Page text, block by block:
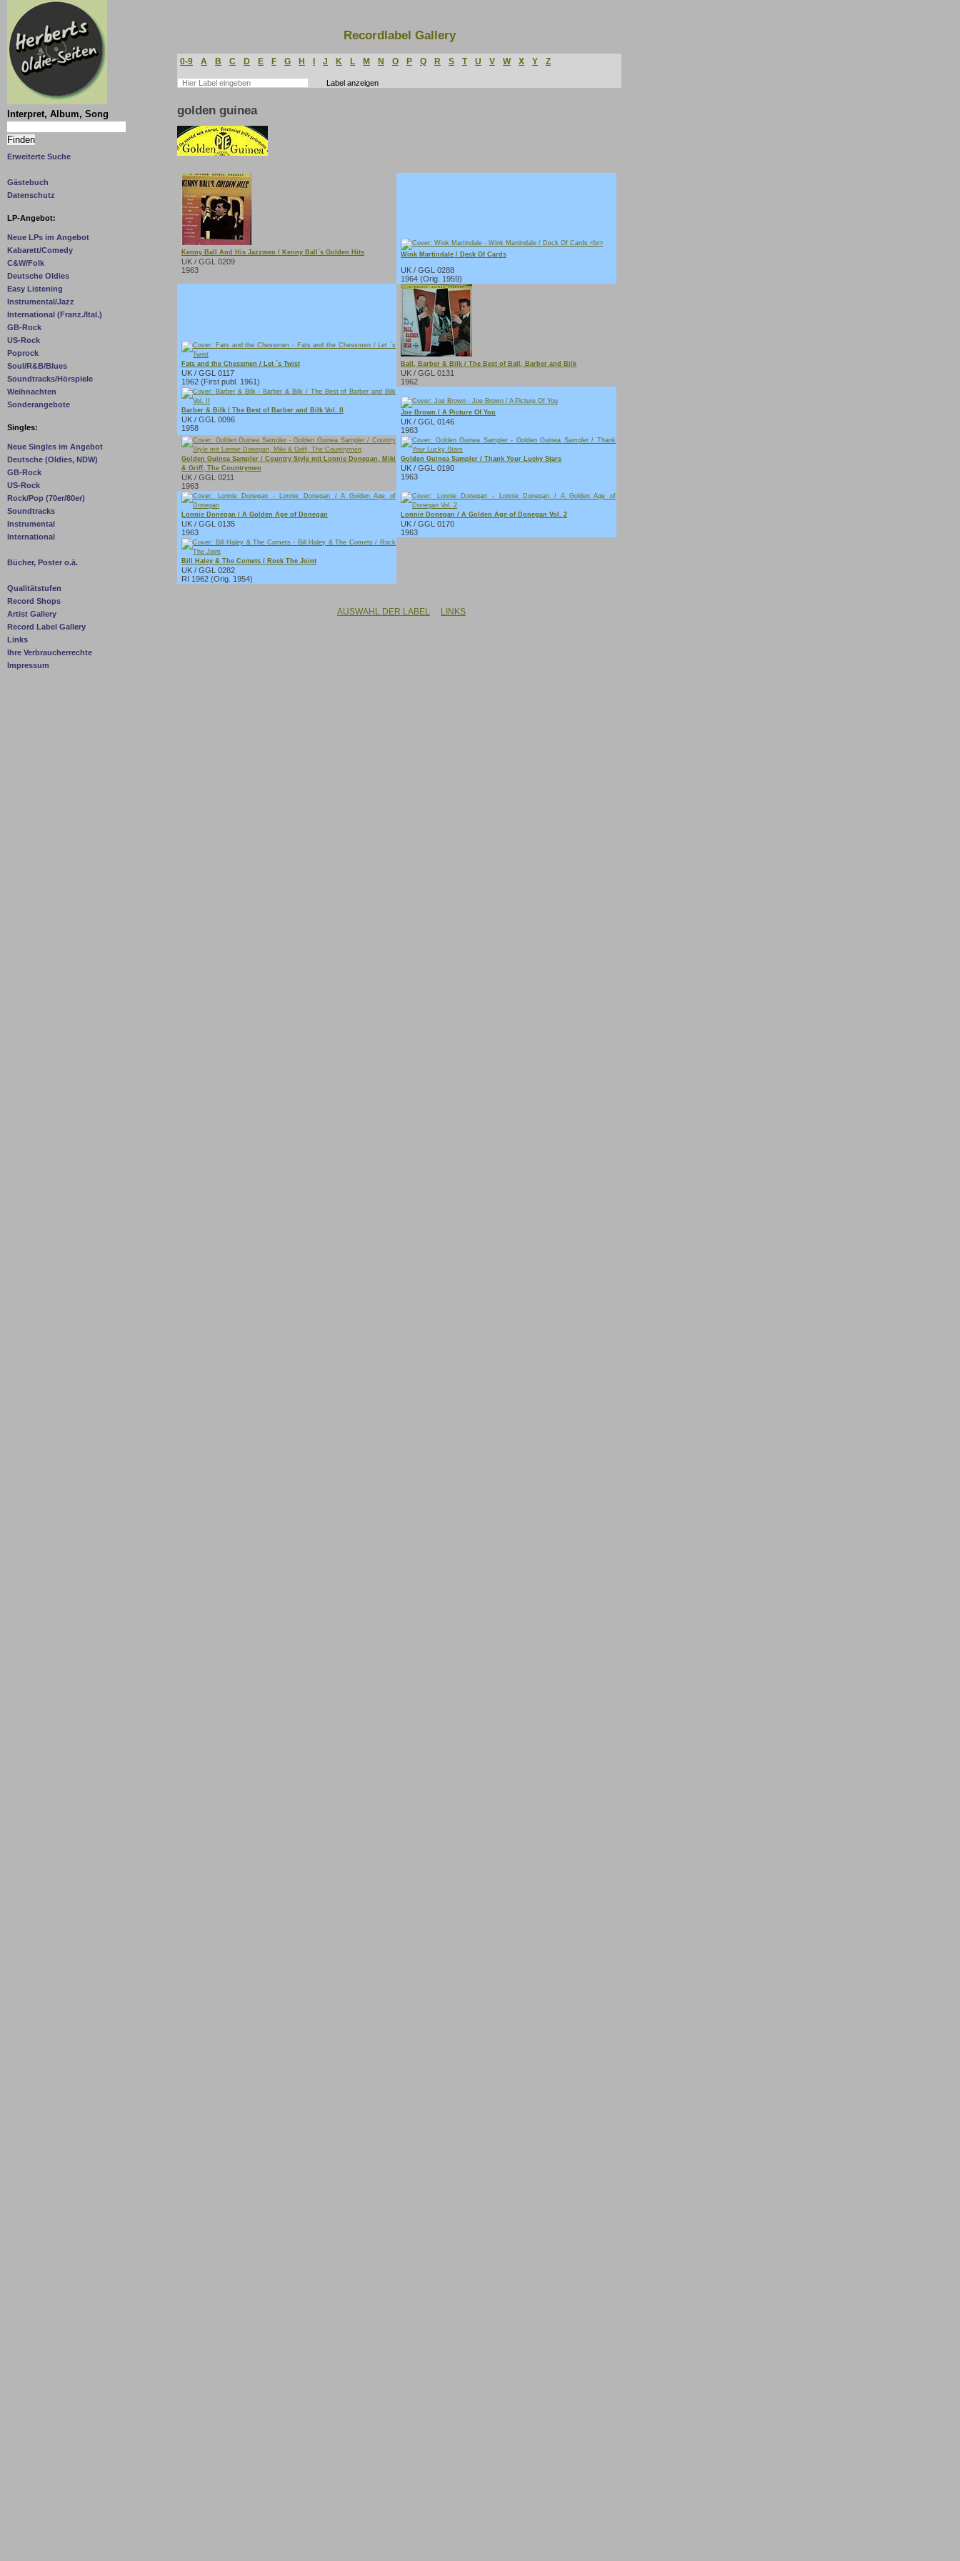
Interpret, Album, Song
Erweiterte Suche
Gästebuch
Datenschutz
LP-Angebot:
Neue LPs im Angebot
Kabarett/Comedy
C&W/Folk
Deutsche Oldies
Easy Listening
Instrumental/Jazz
International (Franz./Ital.)
GB-Rock
US-Rock
Poprock
Soul/R&B/Blues
Soundtracks/Hörspiele
Weihnachten
Sonderangebote
Singles:
Neue Singles im Angebot
Deutsche (Oldies, NDW)
GB-Rock
US-Rock
Rock/Pop (70er/80er)
Soundtracks
Instrumental
International
Bücher, Poster o.ä.
Qualitätstufen
Record Shops
Artist Gallery
Record Label Gallery
Links
Ihre Verbraucherrechte
Impressum
Recordlabel Gallery
0-9 A B C D E F G H J K L M N O P Q R S T U V W X Y Z
golden guinea
Kenny Ball And His Jazzmen / Kenny Ball´s Golden Hits
UK / GGL 0209
1963
Wink Martindale / Deck Of Cards
UK / GGL 0288
1964 (Orig. 1959)
Fats and the Chessmen / Let ´s Twist
UK / GGL 0117
1962 (First publ. 1961)
Ball, Barber & Bilk / The Best of Ball, Barber and Bilk
UK / GGL 0131
1962
Barber & Bilk / The Best of Barber and Bilk Vol. II
UK / GGL 0096
1958
Joe Brown / A Picture Of You
UK / GGL 0146
1963
Golden Guinea Sampler / Country Style mit Lonnie Donegan, Miki
& Griff, The Countrymen
UK / GGL 0211
1963
Golden Guinea Sampler / Thank Your Lucky Stars
UK / GGL 0190
1963
Lonnie Donegan / A Golden Age of Donegan
UK / GGL 0135
1963
Lonnie Donegan / A Golden Age of Donegan Vol. 2
UK / GGL 0170
1963
Bill Haley & The Comets / Rock The Joint
UK / GGL 0282
RI 1962 (Orig. 1954)
AUSWAHL DER LABEL LINKS